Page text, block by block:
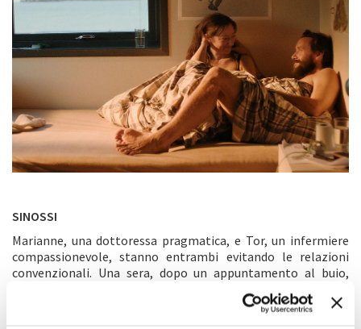
SINOSSI
Marianne, una dottoressa pragmatica, e Tor, un infermiere
compassionevole, stanno entrambi evitando le relazioni
convenzionali. Una sera, dopo un appuntamento al buio,
la notte in cerca di incontri fortuiti con altri uomini, le